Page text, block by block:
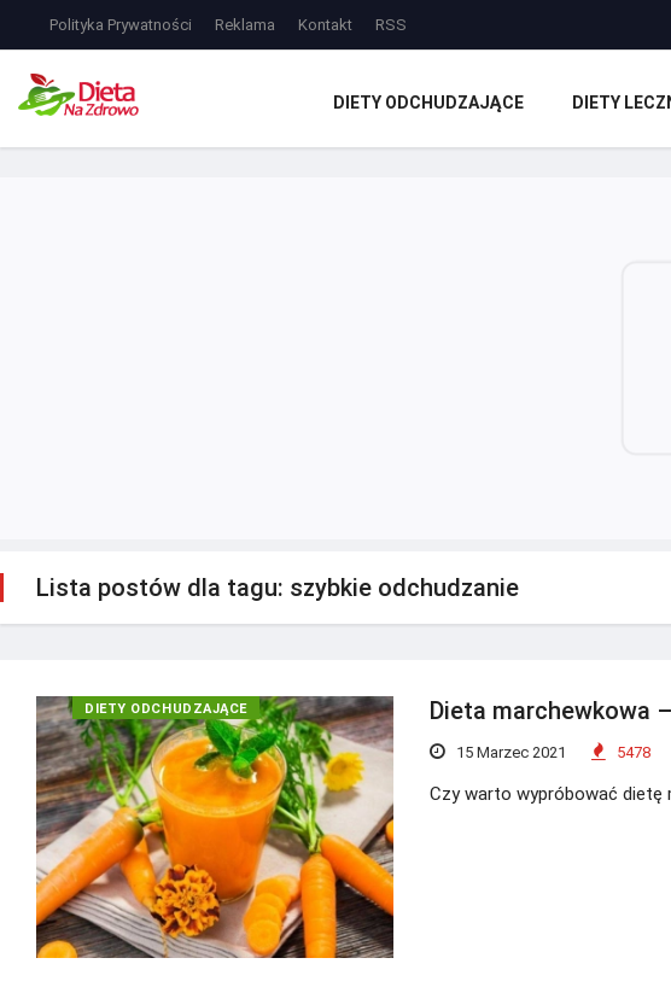
Polityka Prywatności Reklama Kontakt RSS
DIETY ODCHUDZAJĄCE DIETY
Lista postów dla tagu: szybkie odchudzanie
DIETY ODCHUDZAJĄCE Dieta marchewkowa
15 Marzec 2021 5478
Czy warto wypróbować dietę